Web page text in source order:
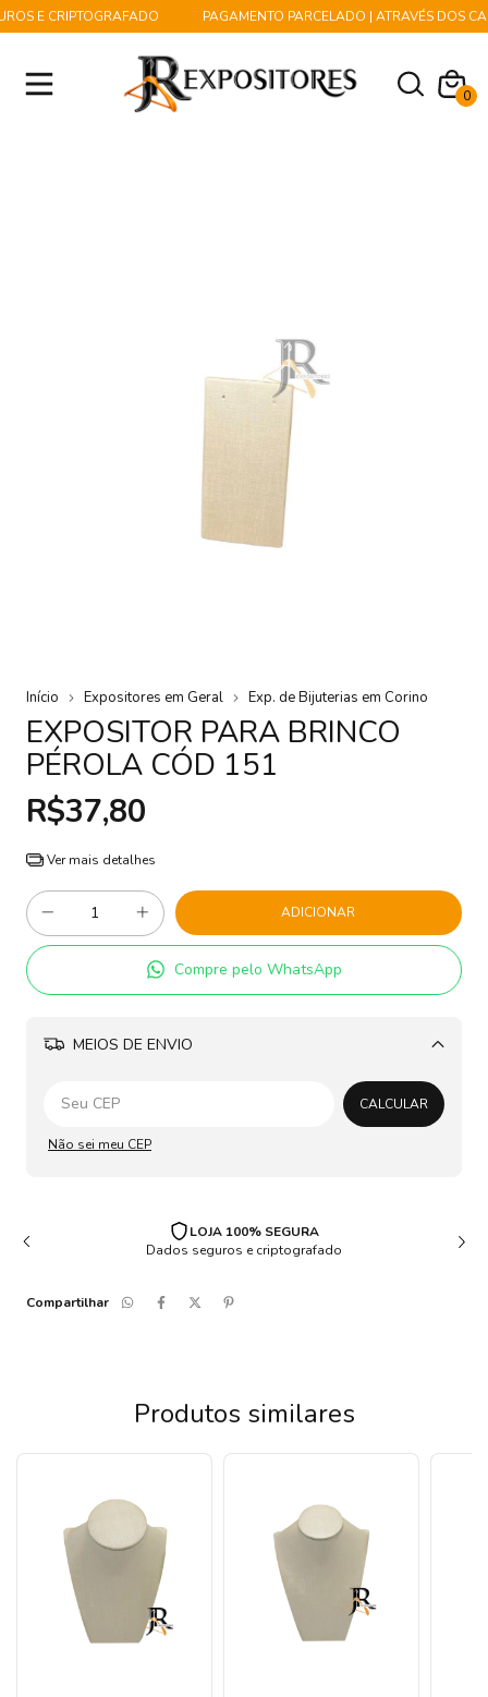
E CRIPTOGRAFADO PAGAMENTO PARCELADO | ATRAVÉS DOS
0
Início Expositores em Geral Exp. de Bijuterias em Corino
EXPOSITOR PARA BRINCO
PÉROLA CÓD 151
R$37,80
Ver mais detalhes
Compre pelo WhatsApp
MEIOS DE ENVIO
Alterar CEP
CALCULAR
Não sei meu CEP
LOJA 100% SEGURA
Dados seguros e criptografado
Compartilhar
Produtos similares